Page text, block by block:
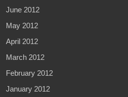
June 2012
May 2012
April 2012
March 2012
February 2012
January 2012